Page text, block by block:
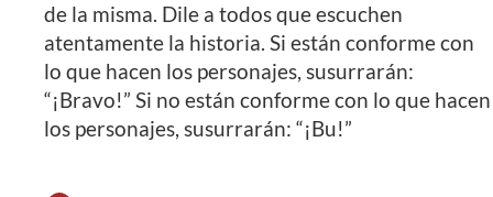
de la misma. Dile a todos que escuchen
atentamente la historia. Si están conforme con
lo que hacen los personajes, susurrarán:
“¡Bravo!” Si no están conforme con lo que hacen
los personajes, susurrarán: “¡Bu!”